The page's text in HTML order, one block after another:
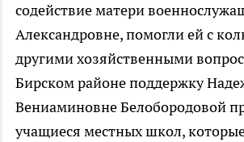
содействие матери
Александровне, помогли ей с
другими хозяйственными
Бирском районе поддержку
Вениаминовне Белобородовой
учащиеся местных школ,